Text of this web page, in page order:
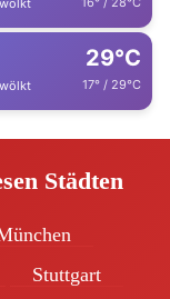
29°C
17° / 29°C
Städten
Stuttgart